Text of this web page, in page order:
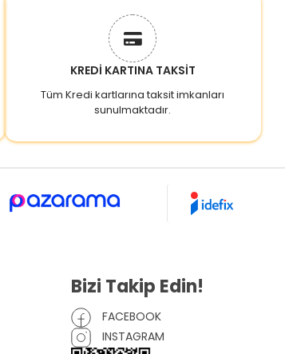
KREDİ KARTINA TAKSİT
Tüm Kredi kartlarına taksit imkanları
sunulmaktadır.
Bizi Takip Edin!
FACEBOOK
INSTAGRAM